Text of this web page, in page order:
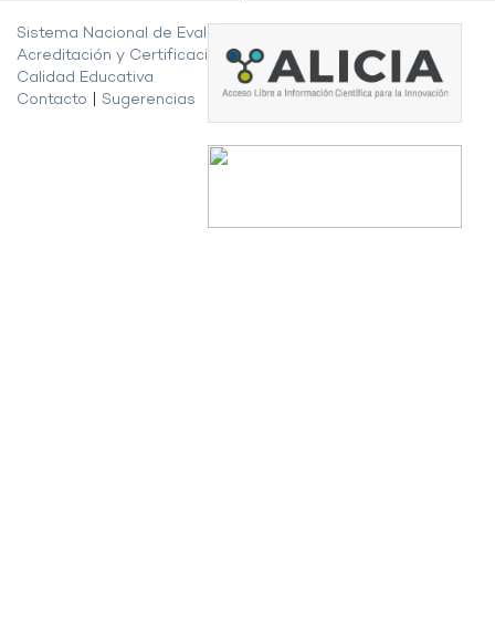
Sistema Nacional de Evaluación,
Acreditación y Certificación de la
Calidad Educativa
Contacto
Sugerencias